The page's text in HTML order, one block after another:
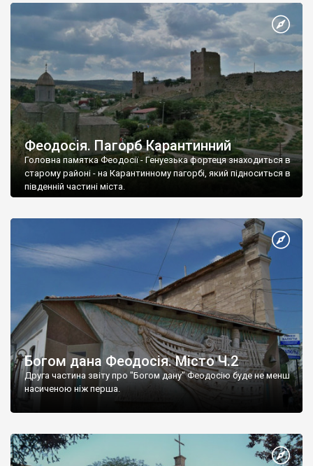
Феодосія. Пагорб Карантинний
Головна памятка Феодосії - Генуезька фортеця знаходиться в
старому районі - на Карантинному пагорбі, який підноситься в
південній частині міста.
Богом дана Феодосія. Місто Ч.2
Друга частина звіту про "Богом дану" Феодосію буде не менш
насиченою ніж перша.